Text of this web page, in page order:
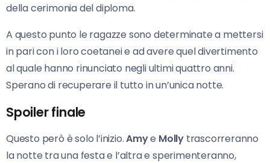
della cerimonia del diploma.
A questo punto le ragazze sono determinate a mettersi
in pari con i loro coetanei e ad avere quel divertimento
al quale hanno rinunciato negli ultimi quattro anni.
Sperano di recuperare il tutto in un’unica notte.
Spoiler finale
Questo però è solo l’inizio.Amye Molly trascorreranno
la notte tra una festa e l’altra e sperimenteranno,